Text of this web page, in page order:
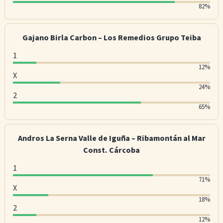
s
e
o
o
t
s
2
o
f
v
o
e
82%
2
:
%
o
f
v
t
Gajano Birla Carbon – Los Remedios Grupo Teiba
1
12%
1
:
1
%
v
o
t
e
s
X
24%
X
:
4
%
f
v
o
t
2
65%
2
:
o
f
v
o
Andros La Serna Valle de Iguña – Ribamontán al Mar
Const. Cárcoba
1
71%
1
:
7
X
18%
X
:2
12%
2